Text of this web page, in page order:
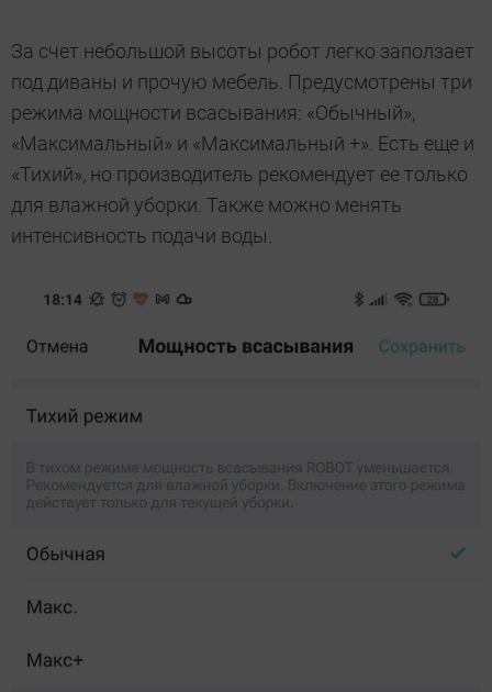
За счет небольшой высоты робот легко заползает
под диваны и прочую мебель. Предусмотрены три
режима мощности всасывания: «Обычный»,
«Максимальный» и «Максимальный +». Есть еще и
«Тихий», но производитель рекомендует ее только
для влажной уборки. Также можно менять
интенсивность подачи воды.